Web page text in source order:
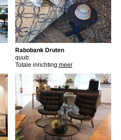
Rabobank Druten
quub:
Totale inrichting.meer